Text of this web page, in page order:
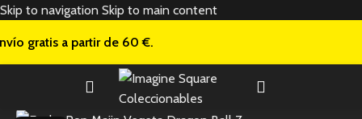
Skip to navigation Skip to main content
gratis a partir de 60 €.